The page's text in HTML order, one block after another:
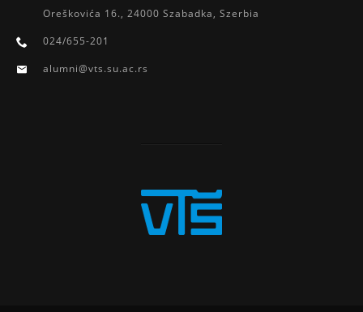
Oreškovića 16., 24000 Szabadka, Szerbia
024/655-201
alumni@vts.su.ac.rs